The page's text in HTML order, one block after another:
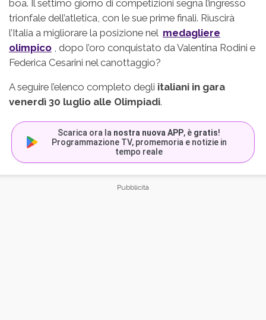
boa. Il settimo giorno di competizioni segna l’ingresso
trionfale dell’atletica, con le sue prime finali. Riuscirà
l’Italia a migliorare la posizione nel medagliere
olimpico , dopo l’oro conquistato da Valentina Rodini e
Federica Cesarini nel canottaggio?
A seguire l’elenco completo degli italiani in gara
venerdì 30 luglio alle Olimpiadi.
Scarica ora la nostra nuova APP, è gratis!
Programmazione TV, promemoria e notizie in
tempo reale